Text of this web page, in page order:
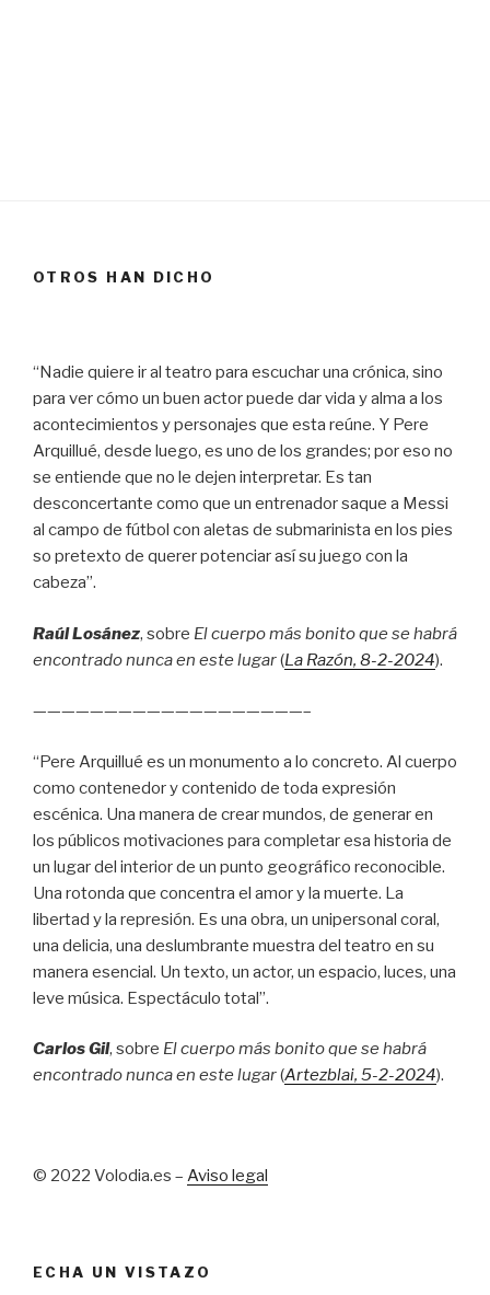
OTROS HAN DICHO
“Nadie quiere ir al teatro para escuchar una crónica, sino
para ver cómo un buen actor puede dar vida y alma a los
acontecimientos y personajes que esta reúne. Y Pere
Arquillué, desde luego, es uno de los grandes; por eso no
se entiende que no le dejen interpretar. Es tan
desconcertante como que un entrenador saque a Messi
al campo de fútbol con aletas de submarinista en los pies
so pretexto de querer potenciar así su juego con la
cabeza”.
Raúl Losánez, sobre El cuerpo más bonito que se habrá
encontrado nunca en este lugar(La Razón, 8-2-2024).
———————————————————–
“Pere Arquillué es un monumento a lo concreto. Al cuerpo
como contenedor y contenido de toda expresión
escénica. Una manera de crear mundos, de generar en
los públicos motivaciones para completar esa historia de
un lugar del interior de un punto geográfico reconocible.
Una rotonda que concentra el amor y la muerte. La
libertad y la represión. Es una obra, un unipersonal coral,
una delicia, una deslumbrante muestra del teatro en su
manera esencial. Un texto, un actor, un espacio, luces, una
leve música. Espectáculo total”.
Carlos Gil, sobre El cuerpo más bonito que se habrá
encontrado nunca en este lugar(Artezblai, 5-2-2024).
© 2022 Volodia.es – Aviso legal
ECHA UN VISTAZO